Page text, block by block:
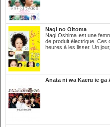
Nagi no Oitoma
Nagi Oshima est une
de produit électrique. Ces
heures à les lisser. Un
Anata ni wa Kaeru ie ga